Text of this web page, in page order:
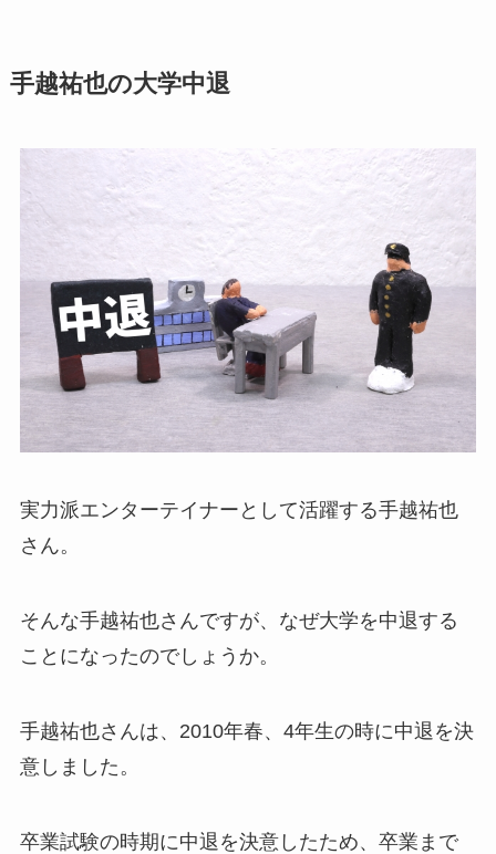
手越祐也の大学中退
実力派エンターテイナーとして活躍する手越祐也
さん。
そんな手越祐也さんですが、なぜ大学を中退する
ことになったのでしょうか。
手越祐也さんは、2010年春、4年生の時に中退を決
意しました。
卒業試験の時期に中退を決意したため、卒業まで